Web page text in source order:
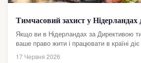
Тимчасовий захист у Нідерландах
Якщо ви в Нідерландах за Директивою
ваше право жити і працювати в країні
березня...
17 Червня 2026